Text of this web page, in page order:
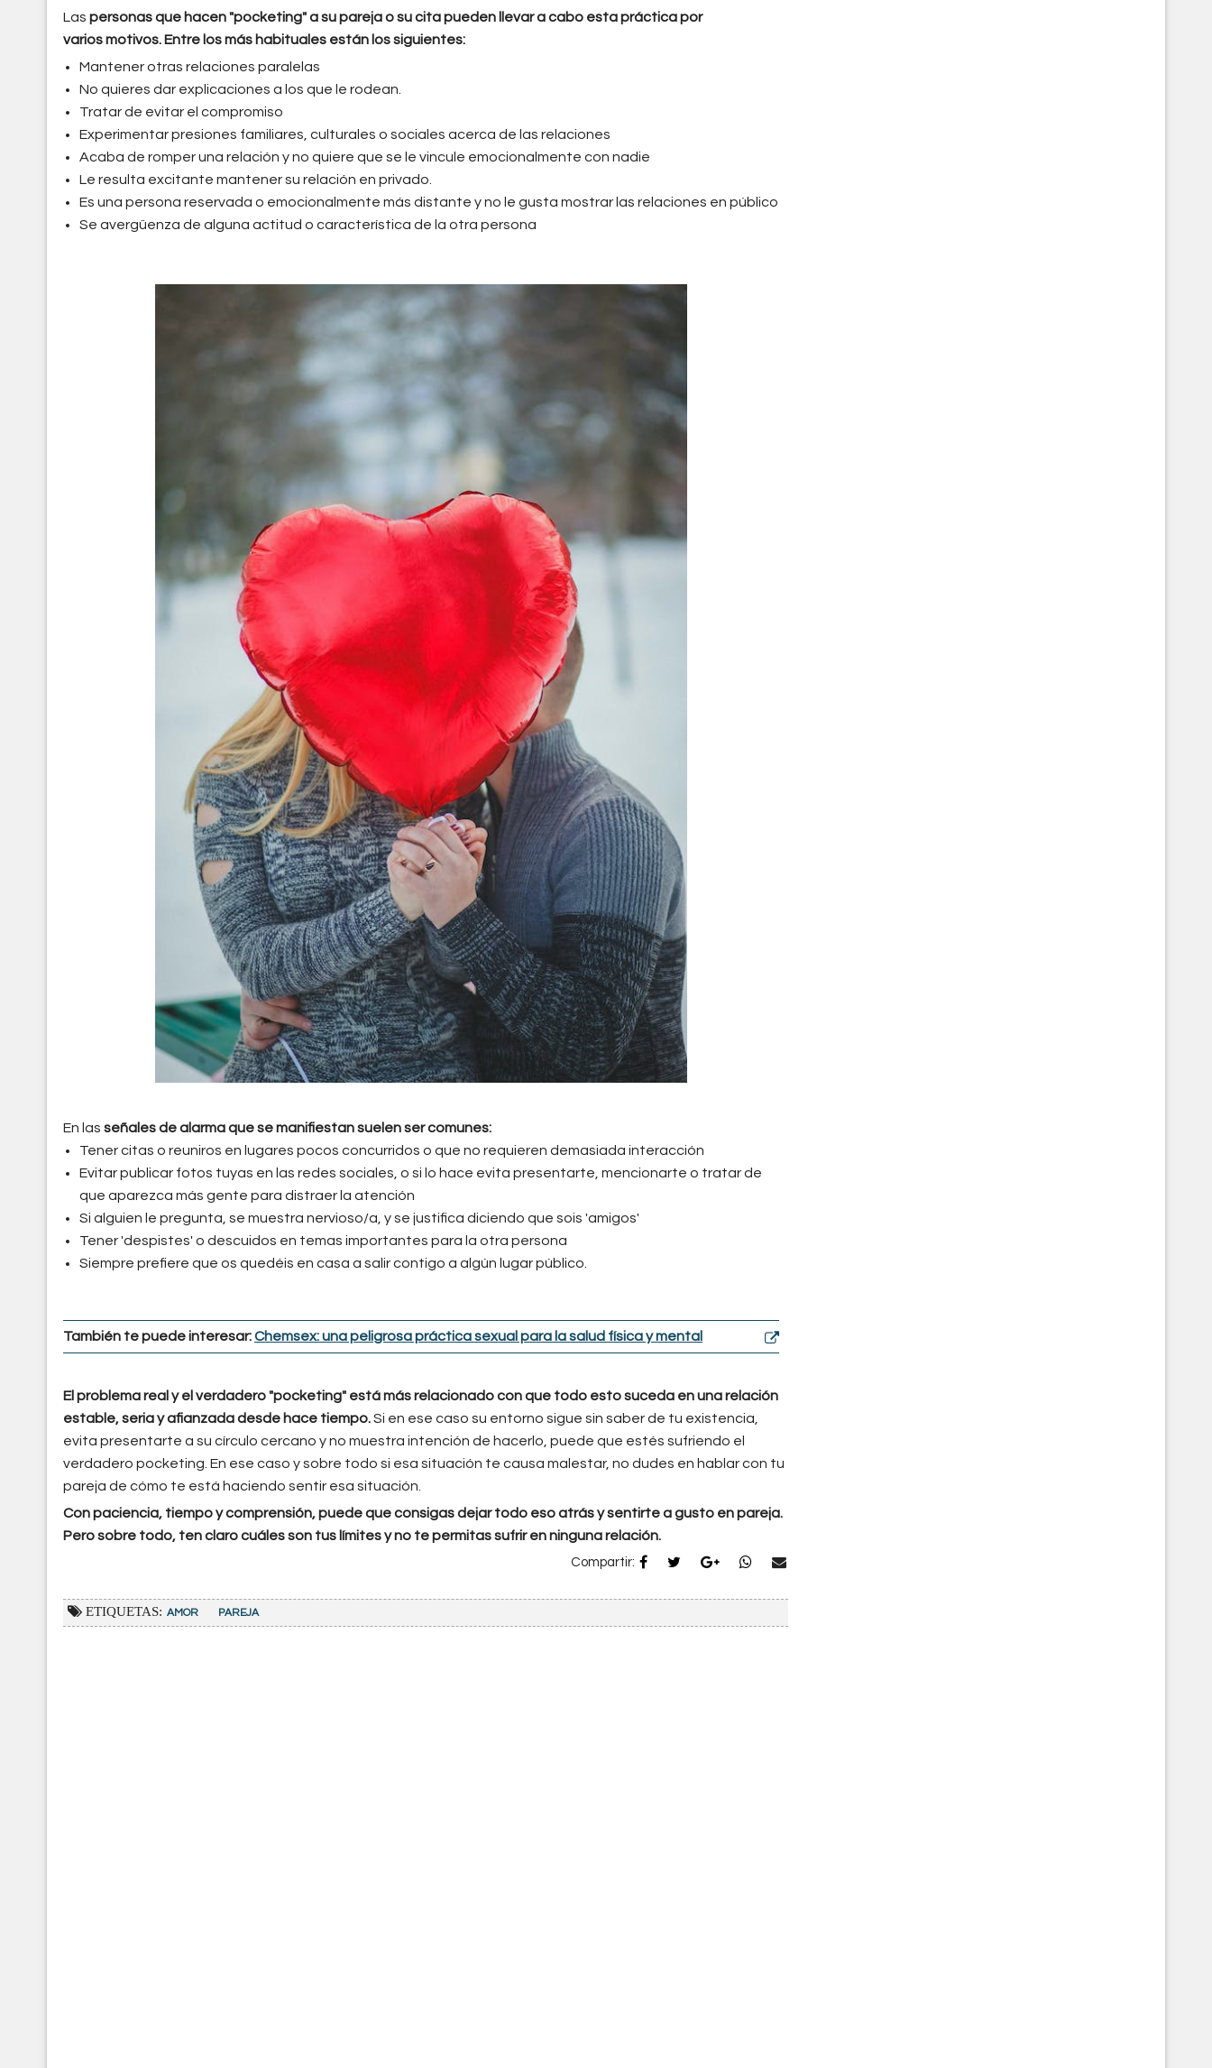
Las personas que hacen "pocketing" a su pareja o su cita pueden llevar a cabo esta práctica por
varios motivos. Entre los más habituales están los siguientes:
Mantener otras relaciones paralelas
No quieres dar explicaciones a los que le rodean.
Tratar de evitar el compromiso
Experimentar presiones familiares, culturales o sociales acerca de las relaciones
Acaba de romper una relación y no quiere que se le vincule emocionalmente con nadie
Le resulta excitante mantener su relación en privado.
Es una persona reservada o emocionalmente más distante y no le gusta mostrar las relaciones en público
Se avergüenza de alguna actitud o característica de la otra persona
parejas_pocketing.jpeg
En las señales de alarma que se manifiestan suelen ser comunes:
Tener citas o reuniros en lugares pocos concurridos o que no requieren demasiada interacción
Evitar publicar fotos tuyas en las redes sociales, o si lo hace evita presentarte, mencionarte o tratar de
que aparezca más gente para distraer la atención
Si alguien le pregunta, se muestra nervioso/a, y se justifica diciendo que sois 'amigos'
Tener 'despistes' o descuidos en temas importantes para la otra persona
Siempre prefiere que os quedéis en casa a salir contigo a algún lugar público.
También te puede interesar:Chemsex: una peligrosa práctica sexual para la salud física y mental
El problema real y el verdadero "pocketing" está más relacionado con que todo esto suceda en una relación
estable, seria y afianzada desde hace tiempo.Si en ese caso su entorno sigue sin saber de tu existencia,
evita presentarte a su círculo cercano y no muestra intención de hacerlo, puede que estés sufriendo el
verdadero pocketing. En ese caso y sobre todo si esa situación te causa malestar, no dudes en hablar con tu
pareja de cómo te está haciendo sentir esa situación.
Con paciencia, tiempo y comprensión, puede que consigas dejar todo eso atrás y sentirte a gusto en pareja.
Pero sobre todo, ten claro cuáles son tus límites y no te permitas sufrir en ninguna relación.
Compartir:
ETIQUETAS: AMOR PAREJA